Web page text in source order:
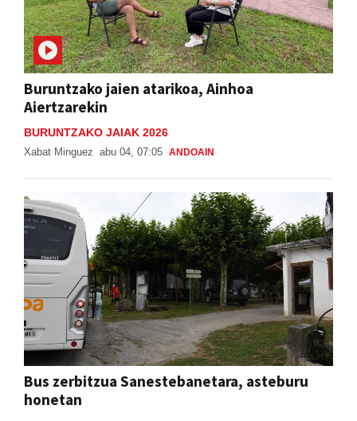
Buruntzako jaien atarikoa, Ainhoa
Aiertzarekin
BURUNTZAKO JAIAK 2026
Xabat Minguez abu 04, 07:05 ANDOAIN
Bus zerbitzua Sanestebanetara, asteburu
honetan